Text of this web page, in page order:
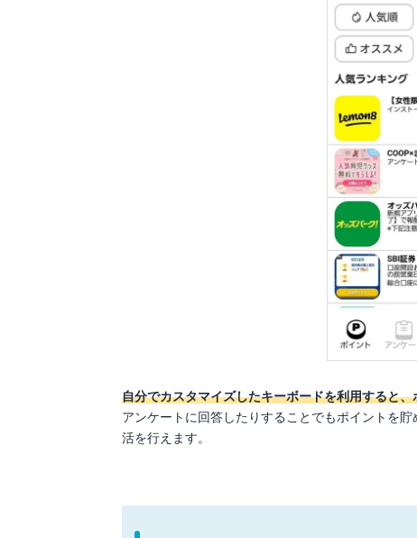
自分でカスタマイズしたキーボードを利用すると
アンケートに回答したりすることでもポイントを
活を行えます。